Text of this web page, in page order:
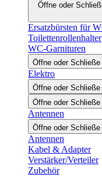
Öffne oder
Ersatzbürsten für
Toilettenrollenhalter
WC-Garnituren
Öffne oder
Elektro
Öffne oder
Öffne oder
Antennen
Öffne oder
Antennen
Kabel & Adapter
Verstärker/Verteiler
Zubehör